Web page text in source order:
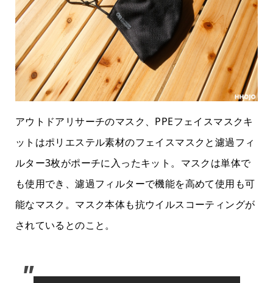
アウトドアリサーチのマスク、PPEフェイスマスクキ
ットはポリエステル素材のフェイスマスクと濾過フィ
ルター3枚がポーチに入ったキット。マスクは単体で
も使用でき、濾過フィルターで機能を高めて使用も可
能なマスク。マスク本体も抗ウイルスコーティングが
されているとのこと。